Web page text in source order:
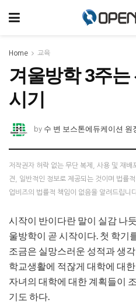
Home 교육
겨울방학 3주
시기
by 수 변 보스톤에듀케이션 원
저작권자 허락 없는 무단 복제, 사용 및 재
견, 일반적인 정보로 제공되는 것이며 법률
업비즈의 법률적 책임이 없음을 알려드립니
시작이 반이다란 말이 실감 나
울방학이 곧 시작이다. 첫 학기
조금은 실망스러운 성적과 생
학교생활에 적잖게 대학에 대
자녀의 대학에 대한 계획들이
기도 하다.